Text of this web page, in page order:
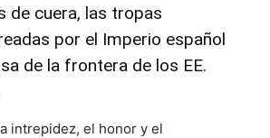
de cuera, las tropas
por el Imperio español
de la frontera de los EE.
intrepidez, el honor y el